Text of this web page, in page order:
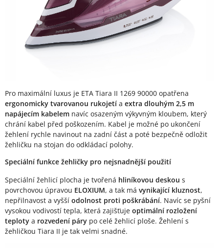
Pro maximální luxus je ETA Tiara II 1269 90000 opatřena
ergonomicky tvarovanou rukojetí a extra dlouhým 2,5 m
napájecím kabelem navíc osazeným výkyvným kloubem, který
chrání kabel před poškozením. Kabel je možné po ukončení
žehlení rychle navinout na zadní část a poté bezpečně odložit
žehličku na stojan do odkládací polohy.
Speciální funkce žehličky pro nejsnadnější použití
Speciální žehlicí plocha je tvořená hliníkovou deskou s
povrchovou úpravou ELOXIUM, a tak má vynikající kluznost,
nepřilnavost a vyšší odolnost proti poškrábání. Navíc se pyšní
vysokou vodivostí tepla, která zajišťuje optimální rozložení
teploty a rozvedení páry po celé žehlicí ploše. Žehlení s
žehličkou Tiara II je tak velmi snadné.